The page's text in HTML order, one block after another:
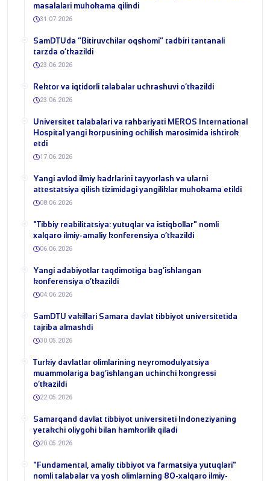
masalalari muhokama qilindi
31.07.2026
​SamDTUda “Bitiruvchilar oqshomi” tadbiri tantanali
tarzda o‘tkazildi
23.06.2026
​Rektor va iqtidorli talabalar uchrashuvi o‘tkazildi
23.06.2026
Universitet talabalari va rahbariyati MEROS International
Hospital yangi korpusining ochilish marosimida ishtirok
etdi
17.06.2026
Yangi avlod ilmiy kadrlarini tayyorlash va ularni
attestatsiya qilish tizimidagi yangiliklar muhokama etildi
08.06.2026
​"Tibbiy reabilitatsiya: yutuqlar va istiqbollar" nomli
xalqaro ilmiy-amaliy konferensiya o‘tkazildi
06.06.2026
​Yangi adabiyotlar taqdimotiga bag‘ishlangan
konferensiya o‘tkazildi
04.06.2026
SamDTU vakillari Samara davlat tibbiyot universitetida
tajriba almashdi
30.05.2026
​Turkiy davlatlar olimlarining neyromodulyatsiya
muammolariga bag‘ishlangan uchinchi kongressi
o‘tkazildi
22.05.2026
Samarqand davlat tibbiyot universiteti Indoneziyaning
yetakchi oliygohi bilan hamkorlik qiladi
20.05.2026
​"Fundamental, amaliy tibbiyot va farmatsiya yutuqlari"
nomli talabalar va yosh olimlarning 80-xalqaro ilmiy-